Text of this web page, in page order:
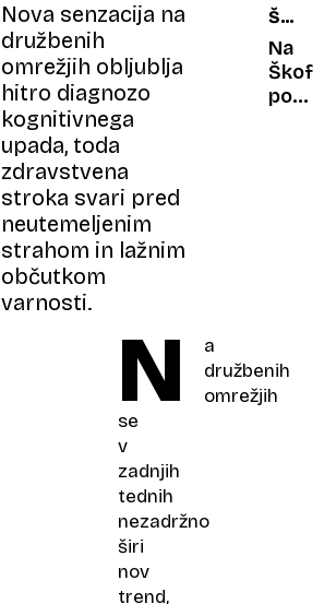
Nova senzacija na
družbenih
omrežjih obljublja
hitro diagnozo
kognitivnega
upada, toda
zdravstvena
stroka svari pred
neutemeljenim
strahom in lažnim
občutkom
varnosti.
N
a
družbenih
omrežjih
se
v
zadnjih
tednih
nezadržno
širi
nov
trend,
/
ILIRSKE
Na